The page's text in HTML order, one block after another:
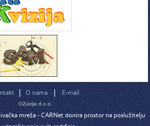
|O nama|E-mail
OZvizija d.o.o.
mreža - CARNet donira prostor na poslužitelju